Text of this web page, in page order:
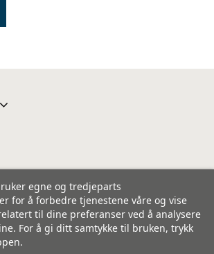
egne og tredjeparts
for å forbedre tjenestene våre og vise
til dine preferanser ved å analysere
For å gi ditt samtykke til bruken, trykk